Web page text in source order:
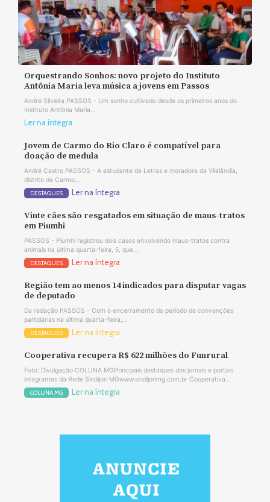
Orquestrando Sonhos: novo projeto do Instituto
Antônia Maria leva música a jovens em Passos
André Silveira PASSOS - Um sonho cultivado desde os primeiros anos do
Instituto Antônia Maria...
Ler na íntegra
Jovem de Carmo do Rio Claro é compatível para
doação de medula
André Castro PASSOS – A estudante de Letras e moradora da Vilelândia,
distrito de Carmo...
DESTAQUES Ler na íntegra
Vinte cães são resgatados em situação de maus-tratos
em Piumhi
PASSOS - Piumhi registrou dois casos envolvendo maus-tratos contra
animais na última quarta-feira, 5, que...
DESTAQUES Ler na íntegra
Região tem ao menos 14 indicados para disputar vagas
de deputado
Da redação PASSOS - Com o encerramento do período de convenções
partidárias na última quarta-feira,...
DESTAQUES Ler na íntegra
Cooperativa recupera R$ 622 milhões do Funrural
Foto: Divulgação COLUNA MGPrincipais destaques dos jornais e portais
integrantes da Rede Sindijori MGwww.sindijorimg.com.br Cooperativa...
COLUNA MG Ler na íntegra